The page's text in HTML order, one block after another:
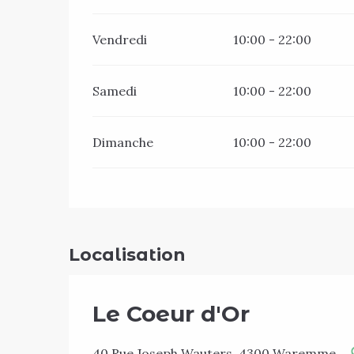
Vendredi 10:00 - 22:00
Samedi 10:00 - 22:00
Dimanche 10:00 - 22:00
Localisation
Le Coeur d'Or